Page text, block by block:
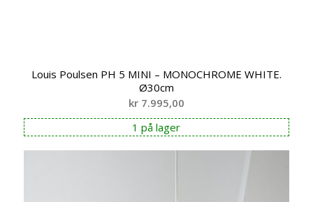
Louis Poulsen PH 5 MINI – MONOCHROME WHITE.
Ø30cm
kr7.995,00
1 på lager